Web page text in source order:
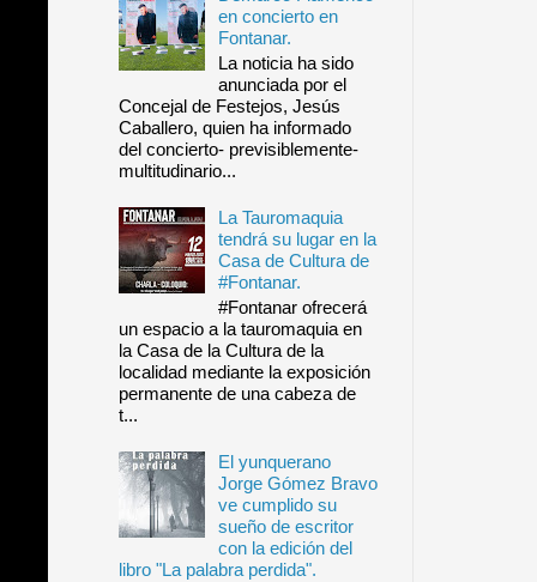
en concierto en
Fontanar.
La noticia ha sido
anunciada por el
Concejal de Festejos, Jesús
Caballero, quien ha informado
del concierto- previsiblemente-
multitudinario...
La Tauromaquia
tendrá su lugar en la
Casa de Cultura de
#Fontanar.
#Fontanar ofrecerá
un espacio a la tauromaquia en
la Casa de la Cultura de la
localidad mediante la exposición
permanente de una cabeza de
t...
El yunquerano
Jorge Gómez Bravo
ve cumplido su
sueño de escritor
con la edición del
libro "La palabra perdida".